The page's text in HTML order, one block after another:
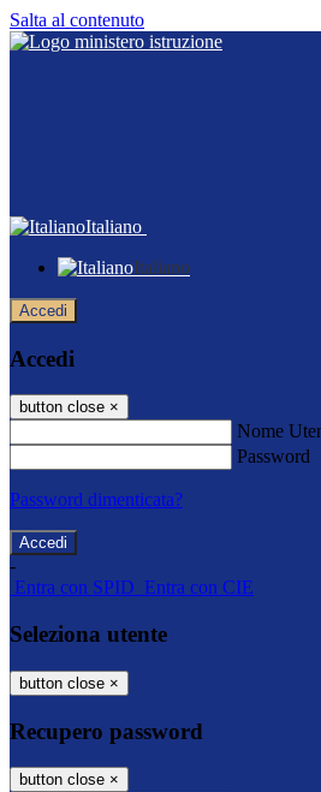
Salta al contenuto
Italiano
Italiano
Accedi
Accedi
button close ×
Nome
Password
Password dimenticata?
-
Entra con SPID Entra con CIE
Seleziona utente
button close ×
Recupero password
button close ×